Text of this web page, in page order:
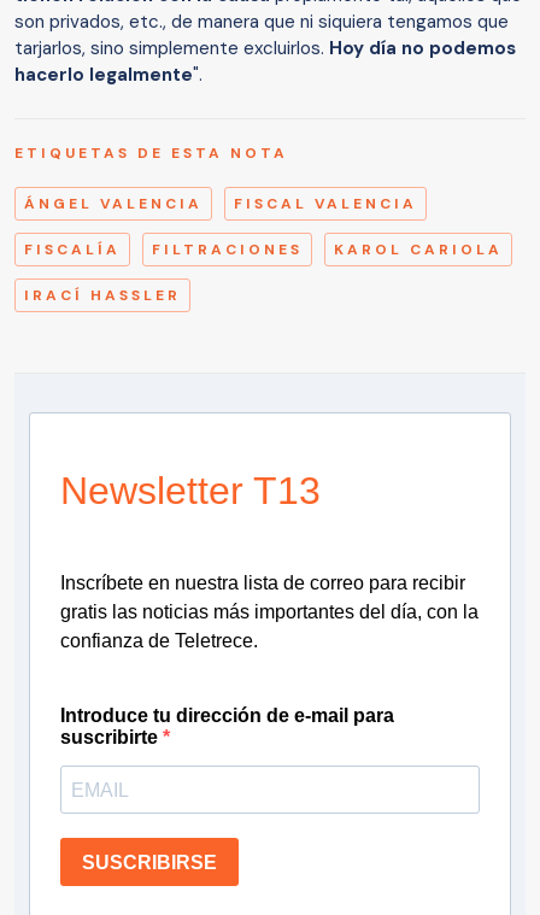
son privados, etc., de manera que ni siquiera tengamos que
tarjarlos, sino simplemente excluirlos. Hoy día no podemos
hacerlo legalmente".
ETIQUETAS DE ESTA NOTA
ÁNGEL VALENCIA FISCAL VALENCIA
FISCALÍA FILTRACIONES KAROL CARIOLA
IRACÍ HASSLER
Newsletter T13
Inscríbete en nuestra lista de correo para recibir
gratis las noticias más importantes del día, con la
confianza de Teletrece.
Introduce tu dirección de e-mail para
suscribirte
SUSCRIBIRSE